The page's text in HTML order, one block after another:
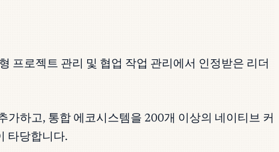
프로젝트 관리 및 협업 작업 관리에서 인정받은 리더
하고, 통합 에코시스템을 200개 이상의 네이티브 커
타당합니다.